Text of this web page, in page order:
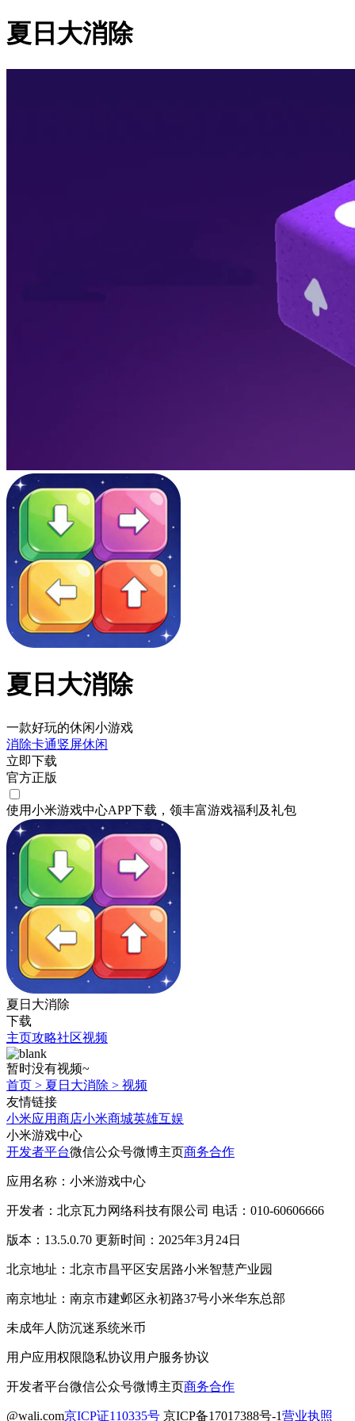
夏日大消除
夏日大消除
一款好玩的休闲小游戏
消除卡通竖屏休闲
立即下载
官方正版
使用小米游戏中心APP下载 ，领丰富游戏福利 及礼包
夏日大消除
下载
主页攻略社区视频
暂时没有视频~
首页 > 夏日大消除 > 视频
友情链接
小米应用商店小米商城英雄互娱
小米游戏中心
开发者平台微信公众号微博主页商务合作
应用名称：小米游戏中心
开发者：北京瓦力网络科技有限公司 电话：010-60606666
版本：13.5.0.70 更新时间：2025年3月24日
北京地址：北京市昌平区安居路小米智慧产业园
南京地址：南京市建邺区永初路37号小米华东总部
未成年人防沉迷系统米币
用户应用权限隐私协议用户服务协议
开发者平台微信公众号微博主页商务合作
@wali.com京ICP证110335号 京ICP备17017388号-1营业执照